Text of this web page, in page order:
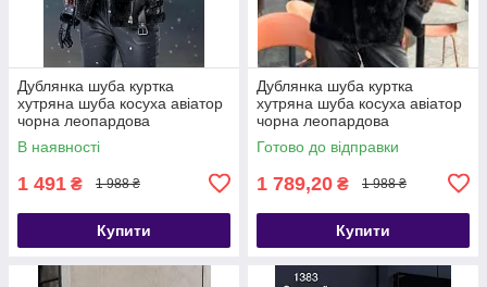
Дублянка шуба куртка
хутряна шуба косуха авіатор
чорна леопардова
В наявності
1 491 ₴ 1 988 ₴
Купити
Дублянка шуба куртка
хутряна шуба косуха авіатор
чорна леопардова
Готово до відправки
1 789,20 ₴ 1 988 ₴
Купити